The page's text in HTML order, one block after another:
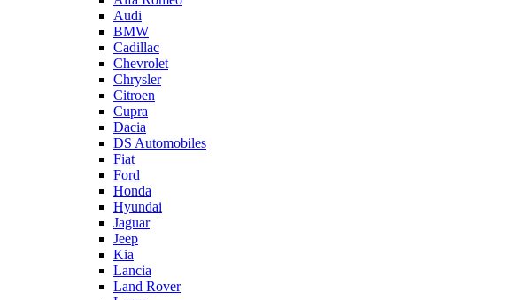
Audi
BMW
Cadillac
Chevrolet
Chrysler
Citroen
Cupra
Dacia
DS Automobiles
Fiat
Ford
Honda
Hyundai
Jaguar
Jeep
Kia
Lancia
Land Rover